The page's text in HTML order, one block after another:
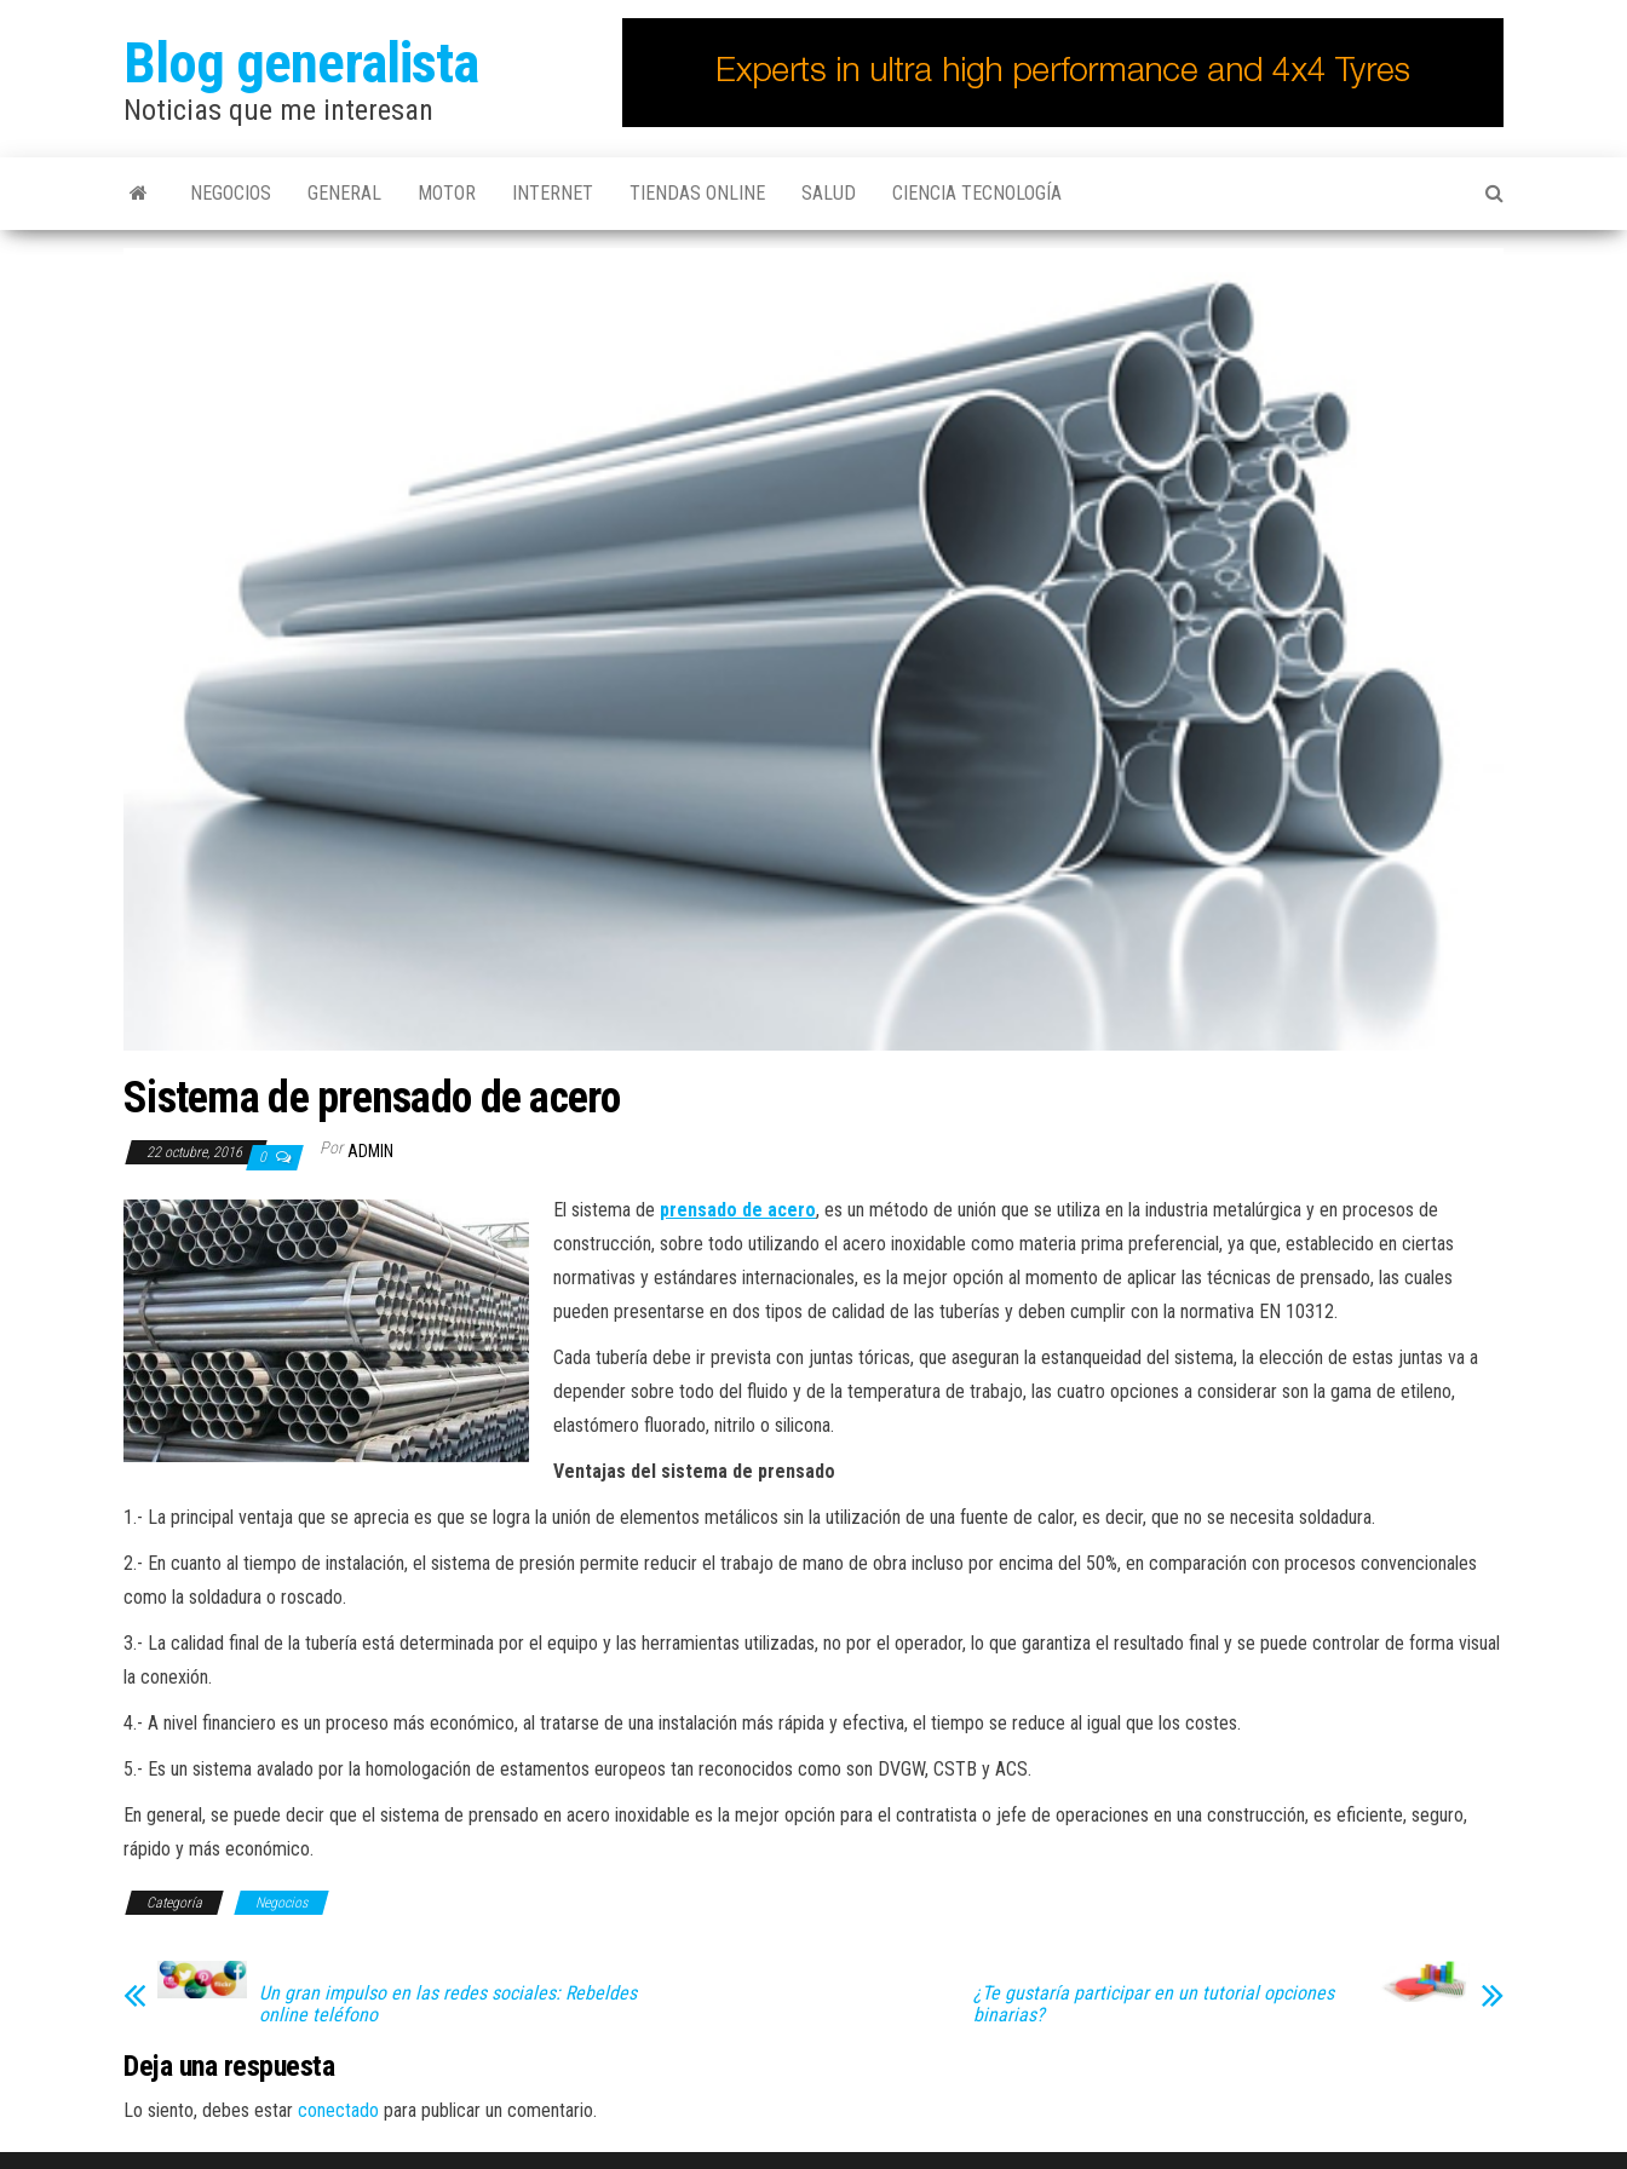
Blog generalista
Noticias que me interesan
NEGOCIOS GENERAL MOTOR INTERNET TIENDAS ONLINE SALUD CIENCIA TECNOLOGÍA
Sistema de prensado de acero
22 octubre, 2016 0 Por ADMIN
El sistema de prensado de acero, es un método de unión que se utiliza en la industria metalúrgica y en procesos de
construcción, sobre todo utilizando el acero inoxidable como materia prima preferencial, ya que, establecido en ciertas
normativas y estándares internacionales, es la mejor opción al momento de aplicar las técnicas de prensado, las cuales
pueden presentarse en dos tipos de calidad de las tuberías y deben cumplir con la normativa EN 10312.
Cada tubería debe ir prevista con juntas tóricas, que aseguran la estanqueidad del sistema, la elección de estas juntas va a
depender sobre todo del fluido y de la temperatura de trabajo, las cuatro opciones a considerar son la gama de etileno,
elastómero fluorado, nitrilo o silicona.
Ventajas del sistema de prensado
1.- La principal ventaja que se aprecia es que se logra la unión de elementos metálicos sin la utilización de una fuente de calor, es decir, que no se necesita soldadura.
2.- En cuanto al tiempo de instalación, el sistema de presión permite reducir el trabajo de mano de obra incluso por encima del 50%, en comparación con procesos convencionales
como la soldadura o roscado.
3.- La calidad final de la tubería está determinada por el equipo y las herramientas utilizadas, no por el operador, lo que garantiza el resultado final y se puede controlar de forma visual
la conexión.
4.- A nivel financiero es un proceso más económico, al tratarse de una instalación más rápida y efectiva, el tiempo se reduce al igual que los costes.
5.- Es un sistema avalado por la homologación de estamentos europeos tan reconocidos como son DVGW, CSTB y ACS.
En general, se puede decir que el sistema de prensado en acero inoxidable es la mejor opción para el contratista o jefe de operaciones en una construcción, es eficiente, seguro,
rápido y más económico.
Categoría Negocios
Un gran impulso en las redes sociales: Rebeldes
online teléfono
¿Te gustaría participar en un tutorial opciones
binarias?
Deja una respuesta
Lo siento, debes estar conectado para publicar un comentario.